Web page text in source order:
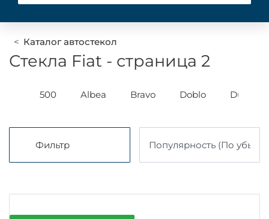
Каталог автостекол
Стекла Fiat - страница 2
500 Albea Bravo Doblo Ducato
Фильтр